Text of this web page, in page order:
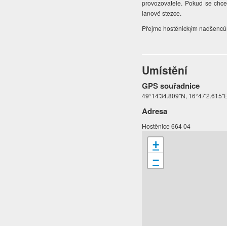
provozovatele. Pokud se
lanové stezce.
Přejme hostěnickým
Umístění
GPS souřadnice
49°14'34.809"N,
Adresa
Hostěnice 664 04
+
−